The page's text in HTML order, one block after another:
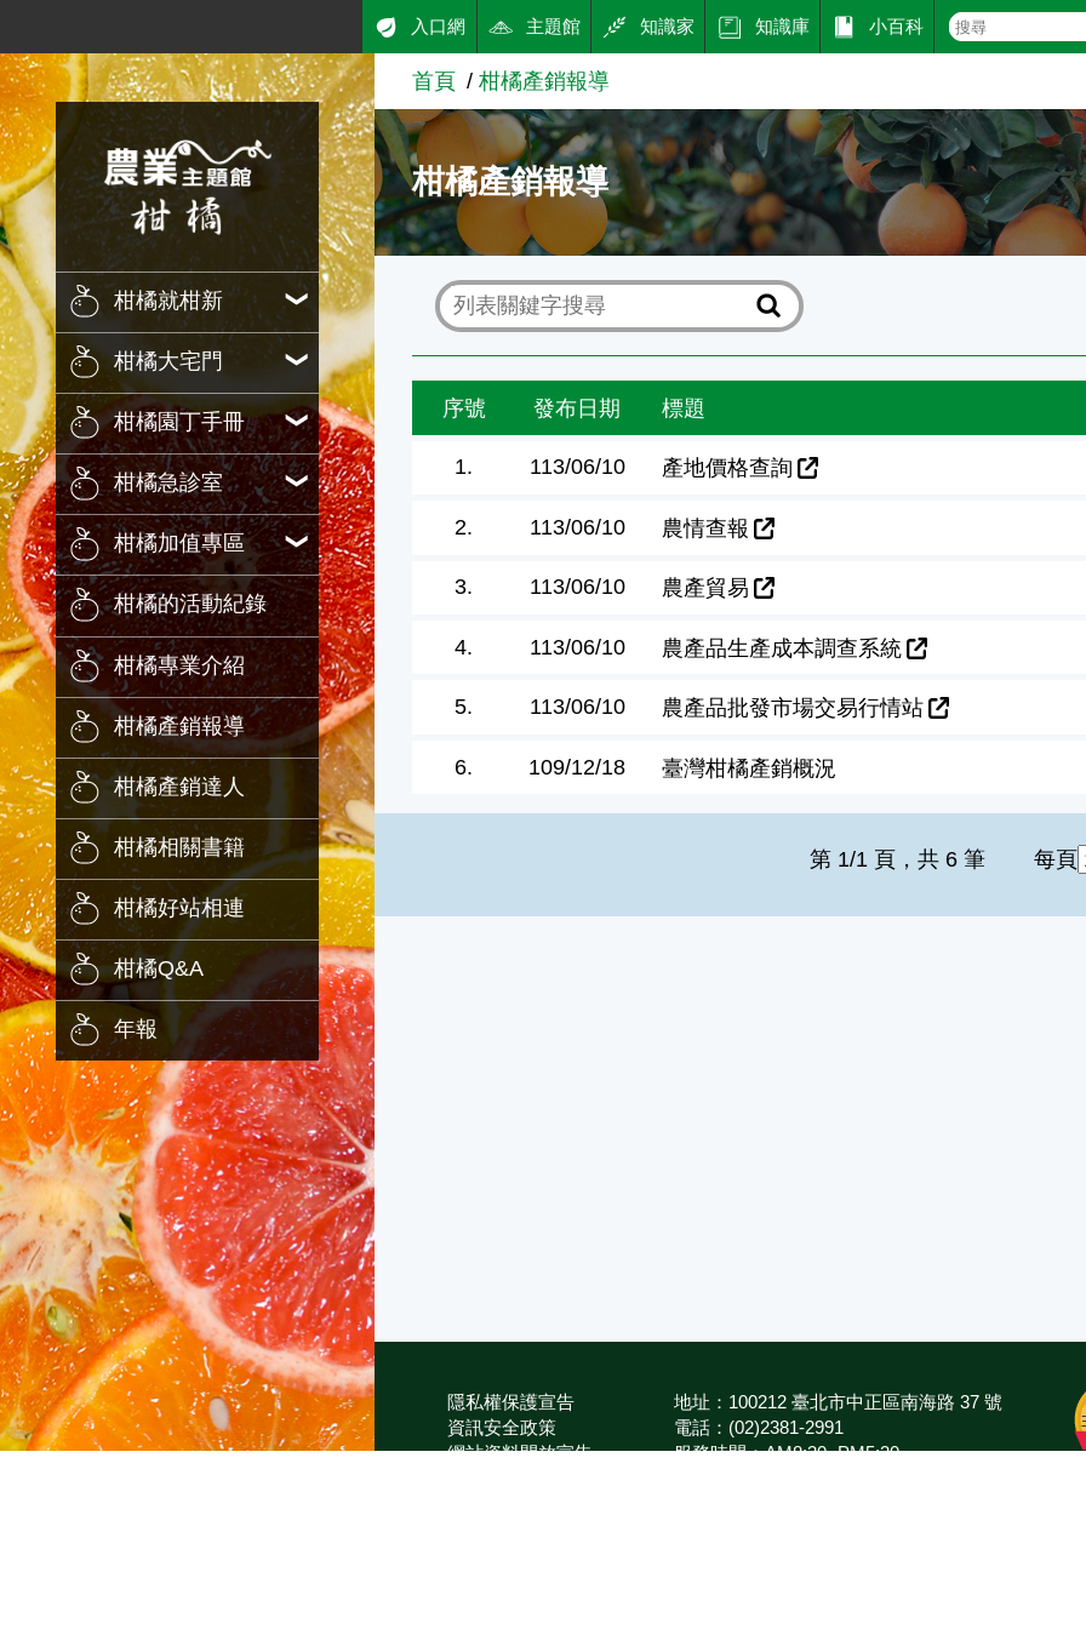
跳到主要內容
農業知識入口網
柑橘就柑新
柑橘大宅門
柑橘園丁手冊
柑橘急診室
柑橘加值專區
柑橘的活動紀錄
柑橘專業介紹
柑橘產銷報導
柑橘產銷達人
柑橘相關書籍
柑橘好站相連
柑橘Q&A
年報
入口網 主題館 知識家 知識庫 小百科
首頁 柑橘產銷報導
柑橘產銷報導
序號 發布日期 標題
1. 113/06/10 產地價格查詢
2. 113/06/10 農情查報
3. 113/06/10 農產貿易
4. 113/06/10 農產品生產成本調查系統
5. 113/06/10 農產品批發市場交易行情站
6. 109/12/18 臺灣柑橘產銷概況
第 1/1 頁，共 6 筆 每頁
隱私權保護宣告
資訊安全政策
網站資料開放宣告
地址：100212 臺北市中正區南海路 37 號
電話：(02)2381-2991
服務時間：AM8:30~PM5:30